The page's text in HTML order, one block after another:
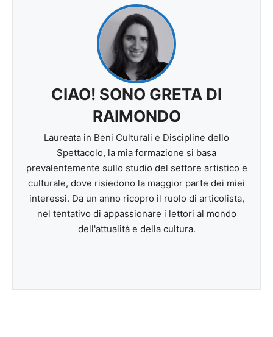
CIAO! SONO GRETA DI
RAIMONDO
Laureata in Beni Culturali e Discipline dello
Spettacolo, la mia formazione si basa
prevalentemente sullo studio del settore artistico e
culturale, dove risiedono la maggior parte dei miei
interessi. Da un anno ricopro il ruolo di articolista,
nel tentativo di appassionare i lettori al mondo
dell'attualità e della cultura.